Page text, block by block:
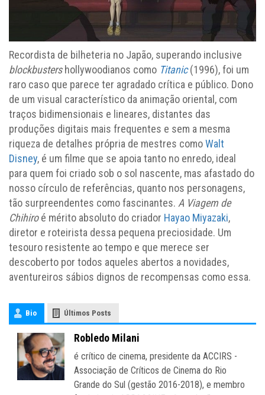
Recordista de bilheteria no Japão, superando inclusive
blockbustershollywoodianos como Titanic(1996), foi um
raro caso que parece ter agradado crítica e público. Dono
de um visual característico da animação oriental, com
traços bidimensionais e lineares, distantes das
produções digitais mais frequentes e sem a mesma
riqueza de detalhes própria de mestres comoWalt
Disney, é um filme que se apoia tanto no enredo, ideal
para quem foi criado sob o sol nascente, mas afastado do
nosso círculo de referências, quanto nos personagens,
tão surpreendentes como fascinantes. A Viagem de
Chihiroé mérito absoluto do criador Hayao Miyazaki,
diretor e roteirista dessa pequena preciosidade. Um
tesouro resistente ao tempo e que merece ser
descoberto por todos aqueles abertos a novidades,
aventureiros sábios dignos de recompensas como essa.
Bio Últimos Posts
Robledo Milani
é crítico de cinema, presidente da ACCIRS -
Associação de Críticos de Cinema do Rio
Grande do Sul (gestão 2016-2018), e membro